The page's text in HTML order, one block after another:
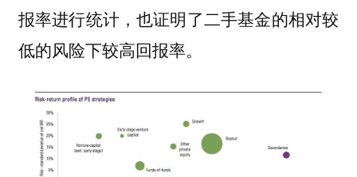
报率进行统计，也证明了二手基金的相对较
低的风险下较高回报率。